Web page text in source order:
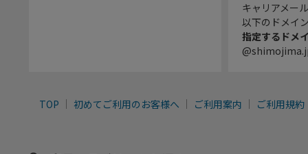
キャリアメー
以下のドメイ
指定するドメ
TOP 初めてご利用のお客様へ ご利用案内 ご利用規約